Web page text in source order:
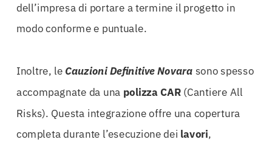
dell’impresa di portare a termine il progetto in
modo conforme e puntuale.
Inoltre, le Cauzioni Definitive Novara sono spesso
accompagnate da una polizza CAR (Cantiere All
Risks). Questa integrazione offre una copertura
completa durante l’esecuzione dei lavori,